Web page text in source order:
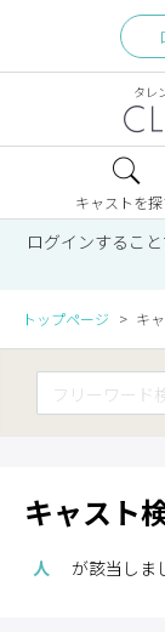
タレ
キャストを
ログインするこ
トップページ キ
キャスト
人 が該当しま